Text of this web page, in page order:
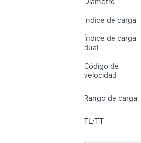
Diámetro
Índice de carga
Índice de carga
dual
Código de
velocidad
Rango de carga
TL/TT